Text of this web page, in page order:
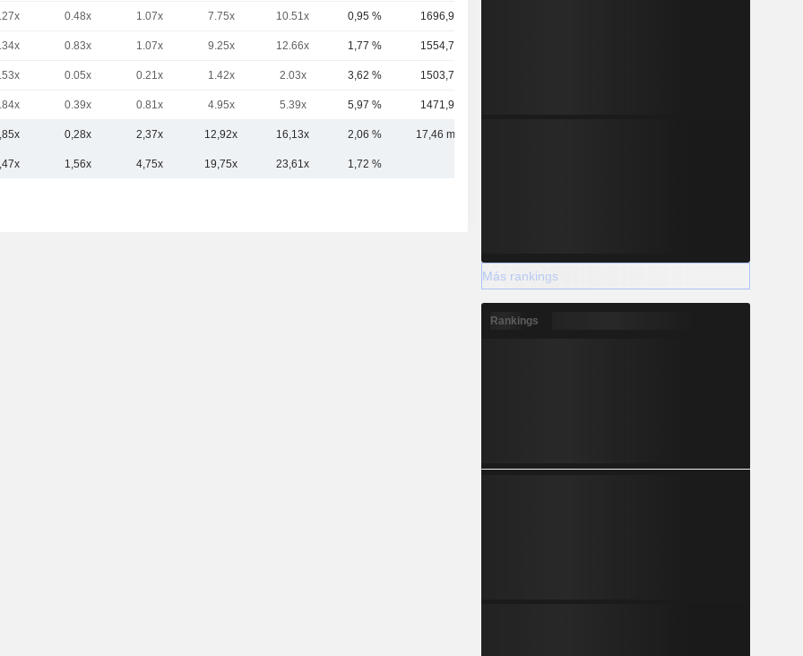
0.48x 1.07x 7.75x 10.51x 0,95 % 1696,95 M
0.83x 1.07x 9.25x 12.66x 1,77 % 1554,72 M
0.05x 0.21x 1.42x 2.03x 3,62 % 1503,79 M
0.39x 0.81x 4.95x 5.39x 5,97 % 1471,95 M
0,28x 2,37x 12,92x 16,13x 2,06 % 17,46 mil M
1,56x 4,75x 19,75x 23,61x 1,72 %
Más rankings
Rankings